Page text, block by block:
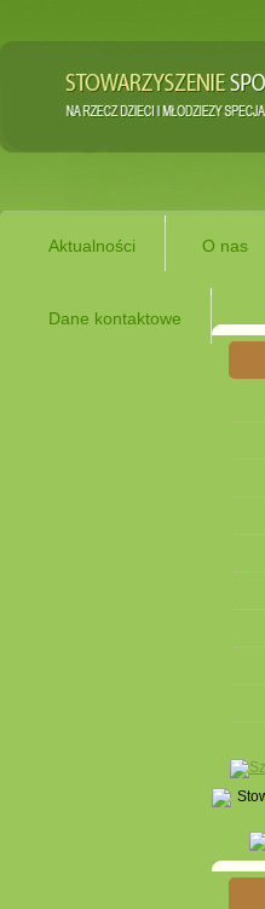
Aktualności O nas
Dane kontaktowe